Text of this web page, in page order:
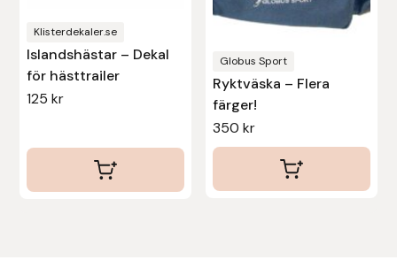
Klisterdekaler.se
Islandshästar – Dekal
för hästtrailer
125kr
Globus Sport
Ryktväska – Flera
färger!
350 kr
väljas
produktsidan
Willab
Wintec